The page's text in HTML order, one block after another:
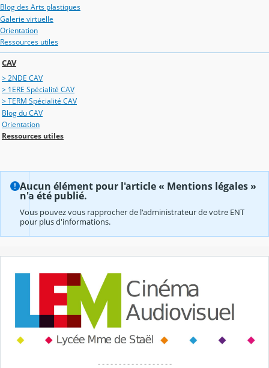
Blog des Arts plastiques
Galerie virtuelle
Orientation
Ressources utiles
CAV
> 2NDE CAV
> 1ERE Spécialité CAV
> TERM Spécialité CAV
Blog du CAV
Orientation
Ressources utiles
Aucun élément pour l'article « Mentions légales »
n'a été publié.
Vous pouvez vous rapprocher de l'administrateur de votre ENT
pour plus d'informations.
- - - - - - - - - - - - - - - - - -